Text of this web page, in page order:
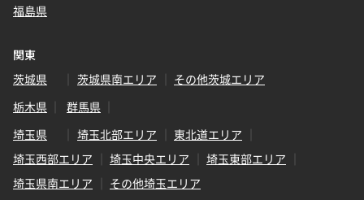
福島県
関東
茨城県
茨城県南エリア
その他茨城エリア
栃木県
群馬県
埼玉県
埼玉北部エリア
東北道エリア
埼玉西部エリア
埼玉中央エリア
埼玉東部エリア
埼玉県南エリア
その他埼玉エリア